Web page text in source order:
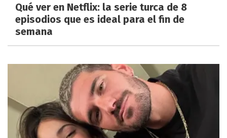
Qué ver en Netflix: la serie turca de 8
episodios que es ideal para el fin de
semana